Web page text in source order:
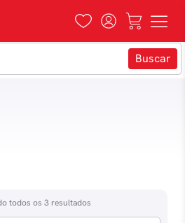
todos os 3 resultados